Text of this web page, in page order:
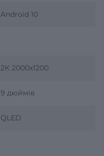
Android 10
2К 2000х1200
9 дюймів
QLED